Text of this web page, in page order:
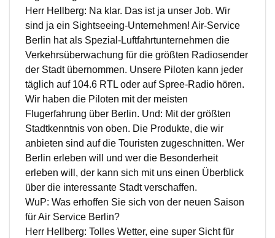
Herr Hellberg: Na klar. Das ist ja unser Job. Wir
sind ja ein Sightseeing-Unternehmen! Air-Service
Berlin hat als Spezial-Luftfahrtunternehmen die
Verkehrsüberwachung für die größten Radiosender
der Stadt übernommen. Unsere Piloten kann jeder
täglich auf 104.6 RTL oder auf Spree-Radio hören.
Wir haben die Piloten mit der meisten
Flugerfahrung über Berlin. Und: Mit der größten
Stadtkenntnis von oben. Die Produkte, die wir
anbieten sind auf die Touristen zugeschnitten. Wer
Berlin erleben will und wer die Besonderheit
erleben will, der kann sich mit uns einen Überblick
über die interessante Stadt verschaffen.
WuP: Was erhoffen Sie sich von der neuen Saison
für Air Service Berlin?
Herr Hellberg: Tolles Wetter, eine super Sicht für